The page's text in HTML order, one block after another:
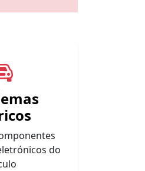
do